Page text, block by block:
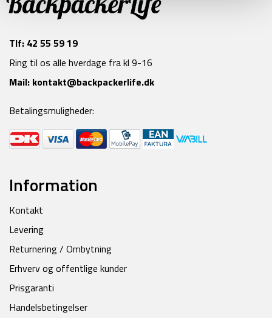
Tlf: 42 55 59 19
Ring til os alle hverdage fra kl 9-16
Mail: kontakt@backpackerlife.dk
Betalingsmuligheder:
Information
Kontakt
Levering
Returnering / Ombytning
Erhverv og offentlige kunder
Prisgaranti
Handelsbetingelser